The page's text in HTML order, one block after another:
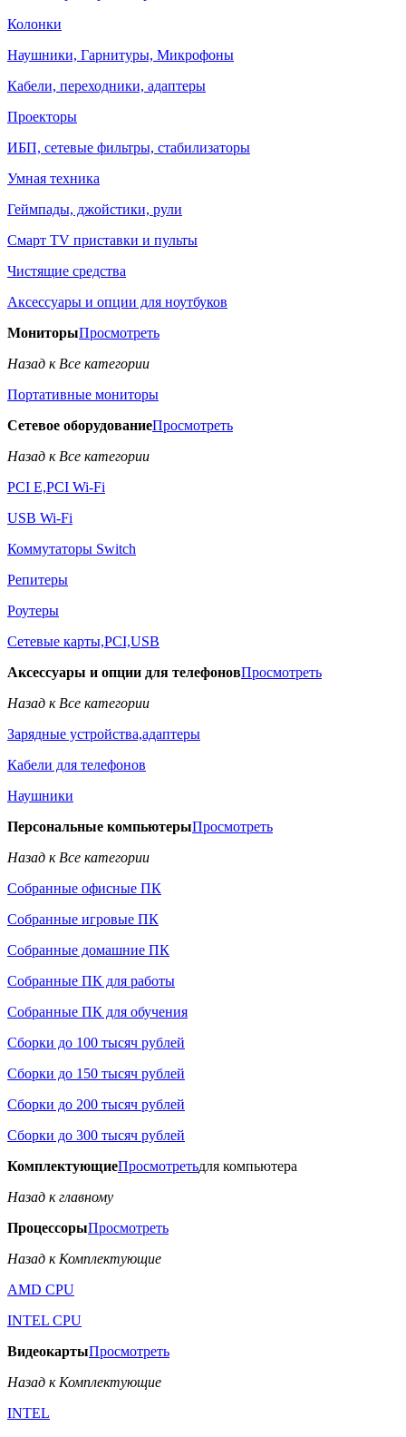
Колонки
Наушники, Гарнитуры, Микрофоны
Кабели, переходники, адаптеры
Проекторы
ИБП, сетевые фильтры, стабилизаторы
Умная техника
Геймпады, джойстики, рули
Смарт TV приставки и пульты
Чистящие средства
Аксессуары и опции для ноутбуков
МониторыПросмотреть
Назад к Все категории
Портативные мониторы
Сетевое оборудованиеПросмотреть
Назад к Все категории
PCI E,PCI Wi-Fi
USB Wi-Fi
Коммутаторы Switch
Репитеры
Роутеры
Сетевые карты,PCI,USB
Аксессуары и опции для телефоновПросмотреть
Назад к Все категории
Зарядные устройства,адаптеры
Кабели для телефонов
Наушники
Персональные компьютерыПросмотреть
Назад к Все категории
Собранные офисные ПК
Собранные игровые ПК
Собранные домашние ПК
Собранные ПК для работы
Собранные ПК для обучения
Сборки до 100 тысяч рублей
Сборки до 150 тысяч рублей
Сборки до 200 тысяч рублей
Сборки до 300 тысяч рублей
КомплектующиеПросмотретьдля компьютера
Назад к главному
ПроцессорыПросмотреть
Назад к Комплектующие
AMD CPU
INTEL CPU
ВидеокартыПросмотреть
Назад к Комплектующие
INTEL